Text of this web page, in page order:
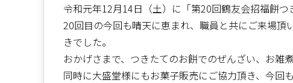
令和元年12月14日（土）に「第20回鶴友会招福餅つ
20回目の今回も晴天に恵まれ、職員と共にご来場
きでした。
おかげさまで、つきたてのお餅でのぜんざい、お雑
同時に大盛堂様にもお菓子販売にご協力頂き、今回